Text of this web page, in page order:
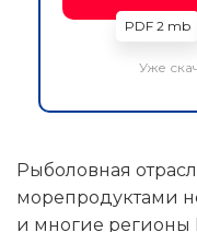
PDF 2 mb
Уже
Рыболовная
морепродуктами
и многие регионы